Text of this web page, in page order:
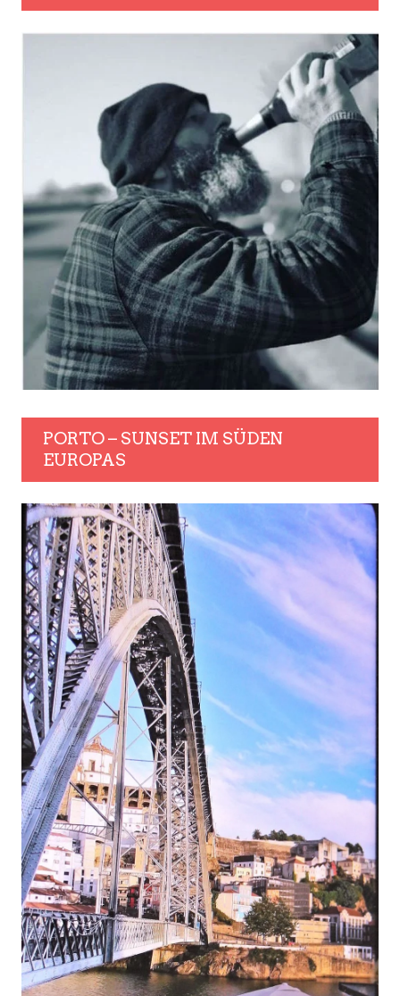
PORTO – SUNSET IM SÜDEN
EUROPAS